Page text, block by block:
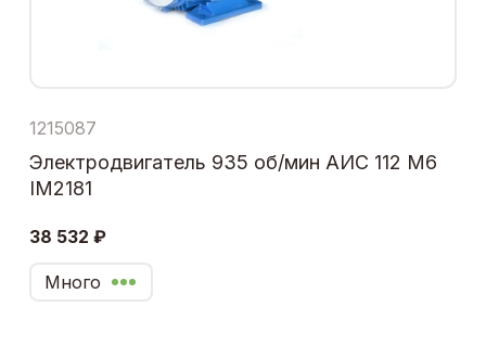
1215087
Электродвигатель 935 об/мин АИС 112 М6
IM2181
38 532 ₽
Много